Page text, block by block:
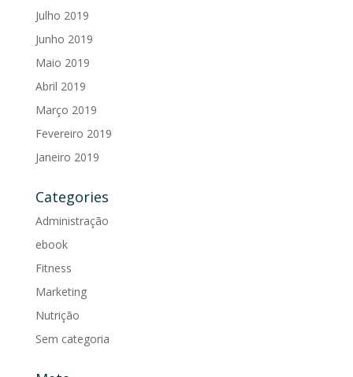
Julho 2019
Junho 2019
Maio 2019
Abril 2019
Março 2019
Fevereiro 2019
Janeiro 2019
Categories
Administração
ebook
Fitness
Marketing
Nutrição
Sem categoria